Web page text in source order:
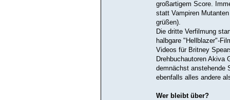
großartigem Score.
statt Vampiren
grüßen).
Die dritte Verfilmung
halbgare "Hellblazer"-
Videos für Britney
Drehbuchautoren Akiva
demnächst anstehende
ebenfalls alles andere
Wer bleibt über?